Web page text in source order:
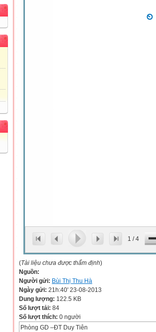
1 /4
(Tài liệu chưa được thẩm định)
Nguồn:
Người gửi: Bùi Thị Thu Hà
Ngày gửi: 21h:40' 23-08-2013
Dung lượng: 122.5 KB
Số lượt tải: 84
Số lượt thích: 0 người
Phòng GD –ĐT Duy Tiên